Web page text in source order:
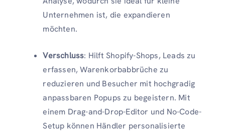
Unternehmen ist, die expandieren
möchten.
Verschluss: Hilft Shopify-Shops, Leads zu
erfassen, Warenkorbabbrüche zu
reduzieren und Besucher mit hochgradig
anpassbaren Popups zu begeistern. Mit
einem Drag-and-Drop-Editor und No-Code-
Setup können Händler personalisierte